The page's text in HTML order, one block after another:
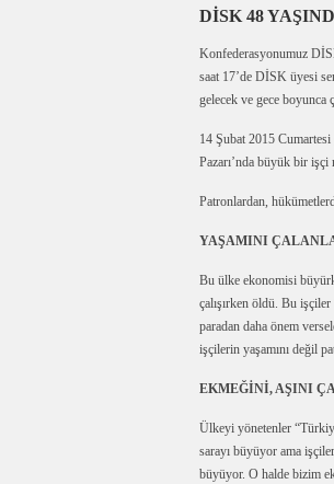
DİSK 48
Konfederasyonumuz
saat 17’de DİSK üyesi
gelecek ve gece
14 Şubat 2015 Cumartesi
Pazarı’nda büyük bir
Patronlardan,
YAŞAMINI
Bu ülke ekonomisi
çalışırken öldü. Bu
paradan daha önem
işçilerin yaşamını değil
EKMEĞİNİ, AŞINI
Ülkeyi yönetenler
sarayı büyüyor ama
büyüyor. O halde bizim